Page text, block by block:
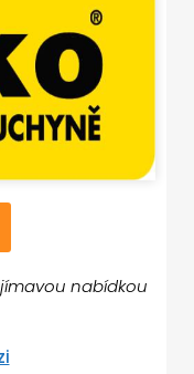
nabídkou